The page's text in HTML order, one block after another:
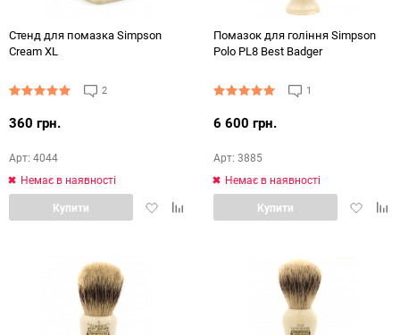
Стенд для помазка Simpson
Cream XL
2
360 грн.
Арт: 4044
Немає в наявності
ДодатиДодати
Купити
Помазок для гоління Simpson
Polo PL8 Best Badger
1
6 600 грн.
Арт: 3885
Немає в наявності
Додати
Купити